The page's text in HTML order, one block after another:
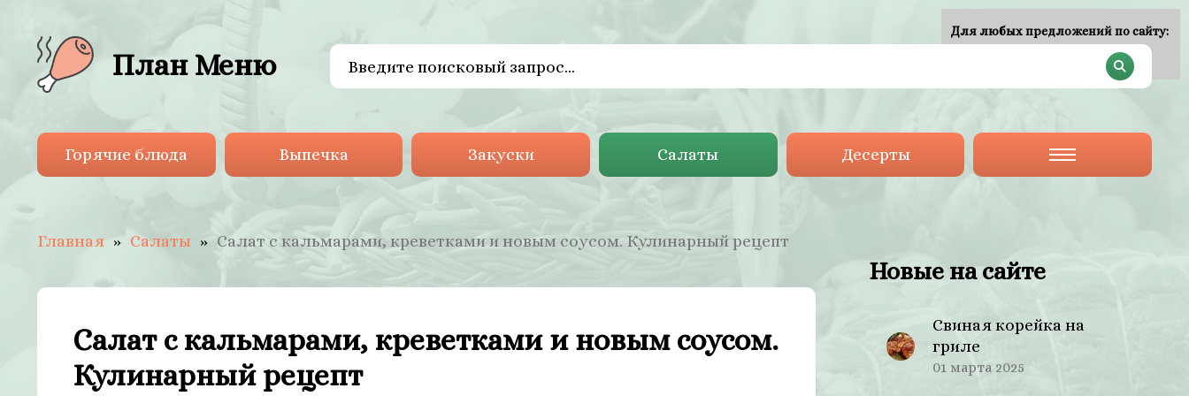
План Меню
Горячие блюда Выпечка Закуски Салаты Десерты
Главная Салаты Салат с кальмарами, креветками и новым соусом. Кулинарный рецепт
Салат с кальмарами, креветками и новым соусом.
Кулинарный рецепт
Новые на сайте
Свиная корейка на
гриле
01 марта 2025
Для любых предложений по сайту: